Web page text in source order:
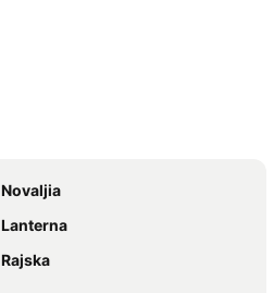
Novaljia
Lanterna
Rajska